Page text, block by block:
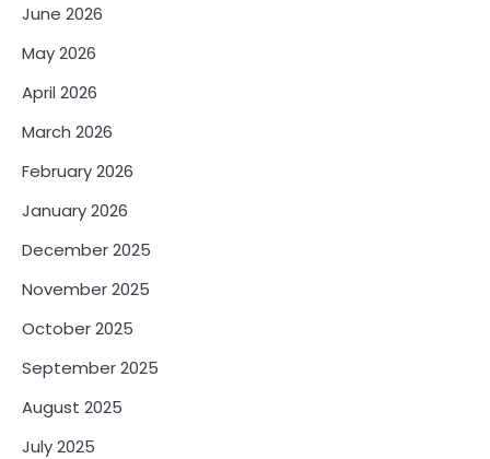
June 2026
May 2026
April 2026
March 2026
February 2026
January 2026
December 2025
November 2025
October 2025
September 2025
August 2025
July 2025